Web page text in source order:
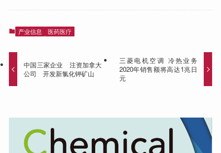
产业信息 医药医疗
中国三家企业 注资加拿大
公司 开发新氯化钾矿山
三菱电机空调 冷热业务
2020年销售额将高达1兆日
元